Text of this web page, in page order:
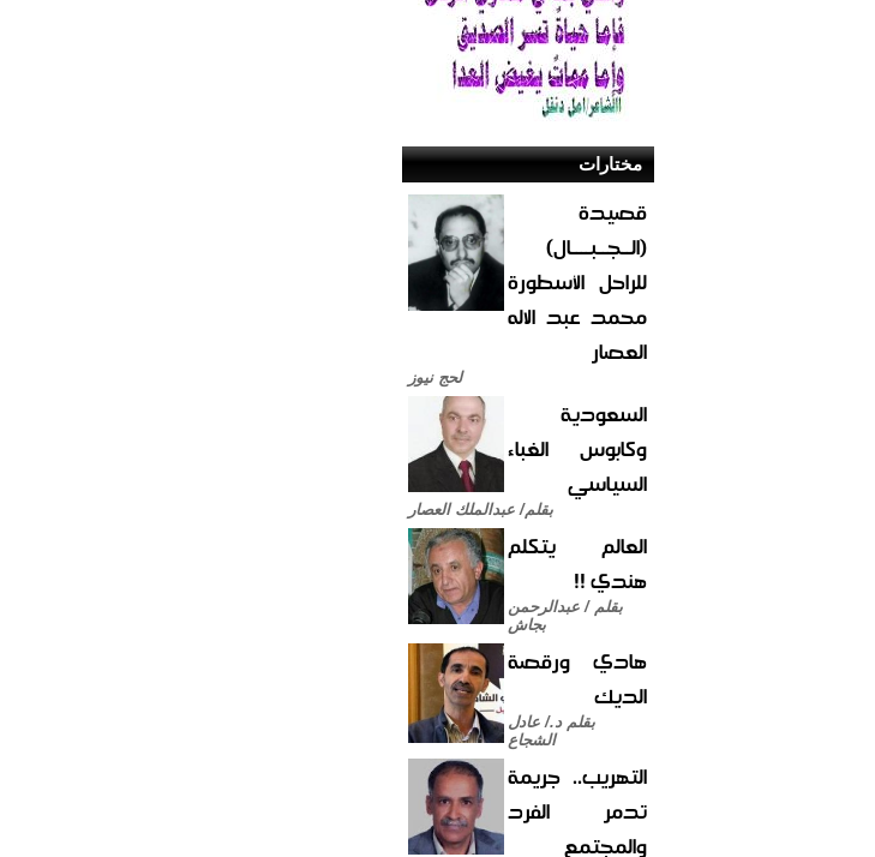
مختارات
قصيدة
(الــجــبــــال)
للراحل الأسطورة
محمد عبد الاله
العصار
لحج نيوز
السعودية
وكابوس الغباء
السياسي
بقلم/ عبدالملك العصار
العالم يتكلم
هندي !!
بقلم / عبدالرحمن
بجاش
هادي ورقصة
الديك
بقلم د./ عادل
الشجاع
التهريب.. جريمة
تدمر الفرد
والمجتمع